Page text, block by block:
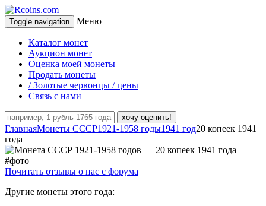
Toggle navigation Меню
Каталог монет
Аукцион монет
Оценка моей монеты
Продать монеты
/ Золотые червонцы / цены
Связь с нами
хочу оценить!
ГлавнаяМонеты СССР1921-1958 годы1941 год20 копеек 1941
года
Почитать отзывы о нас с форума
Другие монеты этого года: